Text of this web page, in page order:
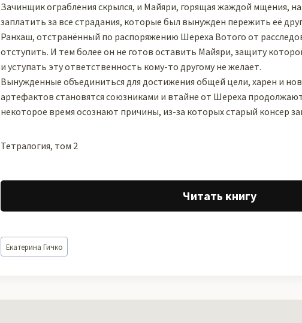
Зачинщик ограбления скрылся, и Майяри, горящая жаждой мщения,
заплатить за все страдания, которые был вынужден пережить её
Ранхаш, отстранённый по распоряжению Шереха Вотого от
отступить. И тем более он не готов оставить Майяри, защиту
и уступать эту ответственность кому-то другому не желает.
Вынужденные объединиться для достижения общей цели, харен и
артефактов становятся союзниками и втайне от Шереха
некоторое время осознают причины, из-за которых старый консер
Тетралогия, том 2
Читать книгу
Метки
записи:
Екатерина Гичко